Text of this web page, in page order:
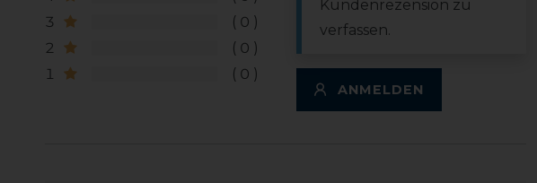
3
0
2
0
1
0
Kundenrezension zu
verfassen.
ANMELDEN